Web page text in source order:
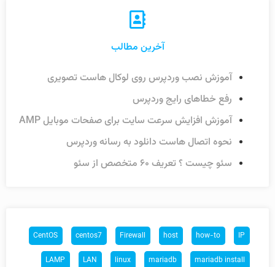
آخرین مطالب
آموزش نصب وردپرس روی لوکال هاست تصویری
رفع خطاهای رایج وردپرس
آموزش افزایش سرعت سایت برای صفحات موبایل AMP
نحوه اتصال هاست دانلود به رسانه وردپرس
سئو چیست ؟ تعریف ۶۰ متخصص از سئو
CentOS centos7 Firewall host how-to IP
LAMP LAN linux mariadb mariadb install